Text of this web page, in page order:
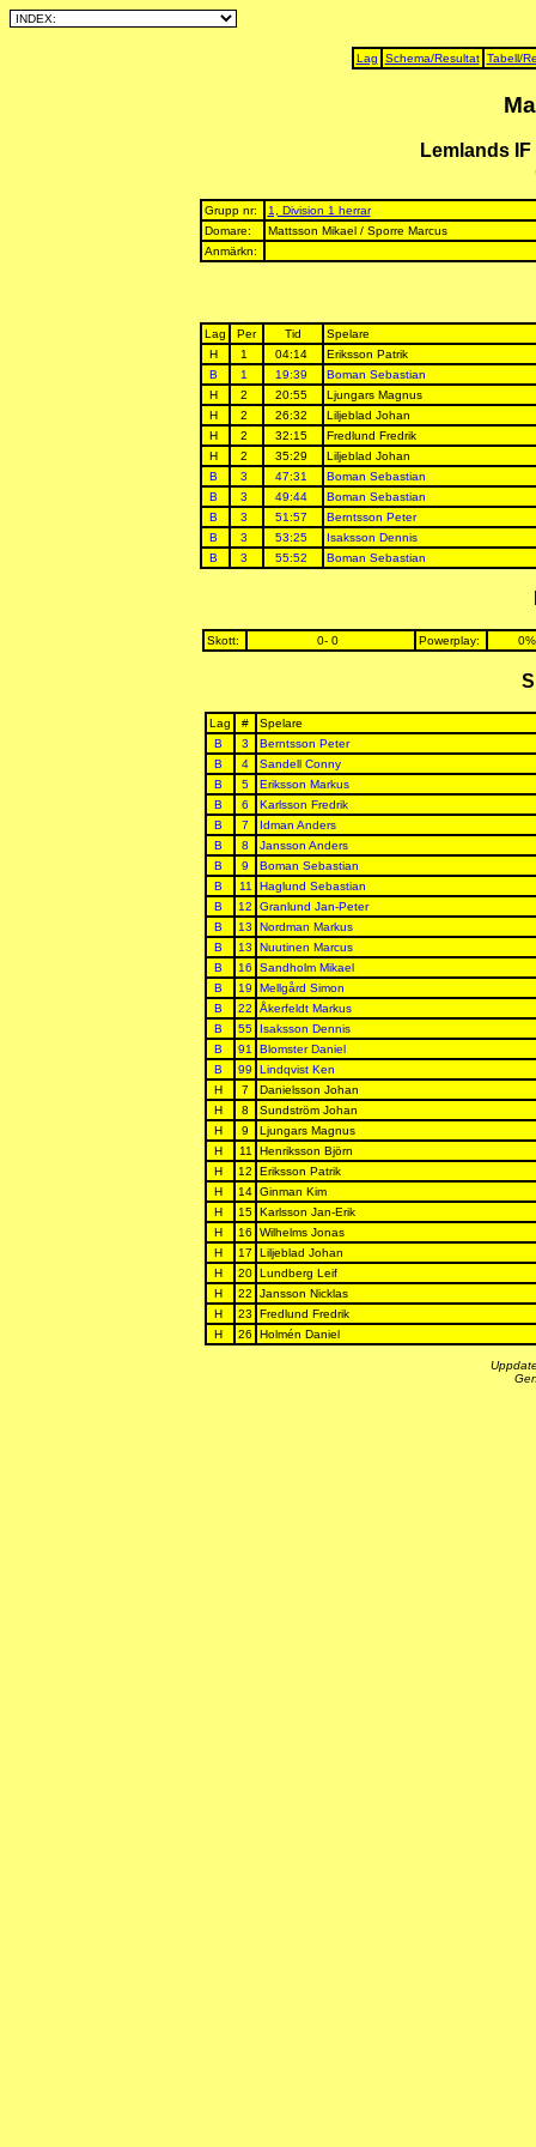
Lag Schema/Resultat Tabell/
Lemlands
Grupp nr:
1, Division 1 herrar
Domare:
Mattsson Mikael / Sporre Marcus
Anmärkn:
Lag Per Tid
Spelare
H
1 04:14
Eriksson Patrik
B
1 19:39
Boman Sebastian
H
2 20:55
Ljungars Magnus
H
2 26:32
Liljeblad Johan
H
2 32:15
Fredlund Fredrik
H
2 35:29
Liljeblad Johan
B
3 47:31
Boman Sebastian
B
3 49:44
Boman Sebastian
B
3 51:57
Berntsson Peter
B
3 53:25
Isaksson Dennis
B
3 55:52 Boman Sebastian
Skott: 0- 0 Powerplay:
Lag #
Spelare
B
3
Berntsson Peter
B
4
Sandell Conny
B
5
Eriksson Markus
B
6
Karlsson Fredrik
B
7
Idman Anders
B
8
Jansson Anders
B
9
Boman Sebastian
B
11
Haglund Sebastian
B
12
Granlund Jan-Peter
B
13
Nordman Markus
B
13
Nuutinen Marcus
B
16
Sandholm Mikael
B
19
Mellgård Simon
B
22
Åkerfeldt Markus
B
55
Isaksson Dennis
B
91
Blomster Daniel
B
99
Lindqvist Ken
H
7
Danielsson Johan
H
8
Sundström Johan
H
9
Ljungars Magnus
H
11
Henriksson Björn
H
12
Eriksson Patrik
H
14 Ginman Kim
H
15
Karlsson Jan-Erik
H
16
Wilhelms Jonas
H
17
Liljeblad Johan
H
20
Lundberg Leif
H
22
Jansson Nicklas
H
23
Fredlund Fredrik
H
26 Holmén Daniel